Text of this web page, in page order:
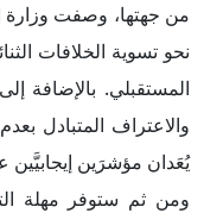
من جهتها، وصفت وزارة
نحو تسوية الخلافات
المستقبلي. بالإضافة
والاعتراف المتبادل
يُعَدان مؤشرَين إيجابيَّين
ومن ثم ستوفر مهلة